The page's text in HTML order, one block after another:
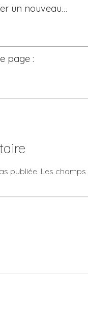
un nouveau…
page :
publiée. Les